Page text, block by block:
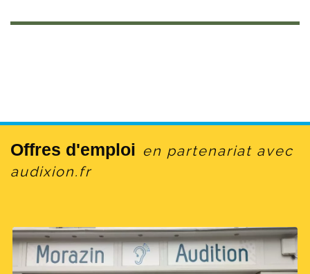
Offres d'emploi en partenariat avec
audixion.fr